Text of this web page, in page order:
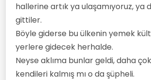
hallerine artık ya ulaşamıyoruz, ya
gittiler.
Böyle giderse bu ülkenin yemek
yerlere gidecek herhalde.
Neyse aklıma bunlar geldi, daha
kendileri kalmış mı o da şüpheli.